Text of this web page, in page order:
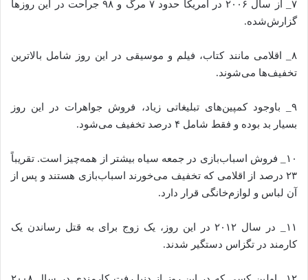
۷_ از سال ۲۰۰۶ در آمریکا حدود ۷ مرگ و ۹۸ جراحت در این روز‌ها
گزارش‌شده.
۸_ اقلامی مانند کتاب، فیلم و موسیقی در این روز شامل بالاترین
تخفیف‌ها می‌شوند.
۹_ باوجود کمپین‌های تبلیغاتی زیاد، فروش جواهرات در این روز
بسیار بد بوده و فقط شامل ۴ درصد تخفیف می‌شود.
۱۰_ فروش اسباب‌بازی در جمعه سیاه بیشتر از همه‌چیز است. تقریباً
۲۳ درصد از اقلامی که تخفیف می‌خورند اسباب‌بازی هستند و پس از
آن لباس و لوازم‌خانگی قرار دارد.
۱۱_ در سال ۲۰۱۲ در این روز، یک زوج برای به قتل رساندن یک
کارمند در تگزاس دستگیر شدند.